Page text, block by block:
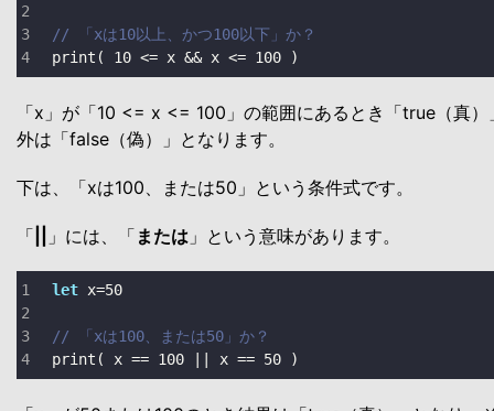
// 「xは10以上、かつ100以下」か？
print ( 10 <= x && x <= 100 )
「x」が「10 <= x <= 100」の範囲にあるとき「true（真
外は「false（偽）」となります。
下は、「xは100、または50」という条件式です。
「 」には、「 または 」という意味があります。
let x=50
// 「xは100、または50」か？
print ( x == 100 x == 50 )